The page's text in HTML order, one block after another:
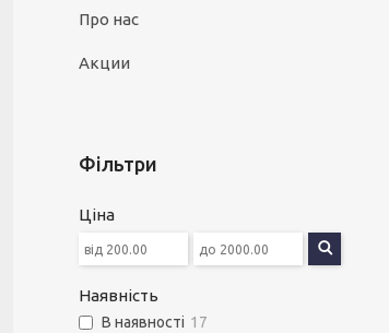
Про нас
Акции
Фільтри
Ціна
Наявність
В наявності 17